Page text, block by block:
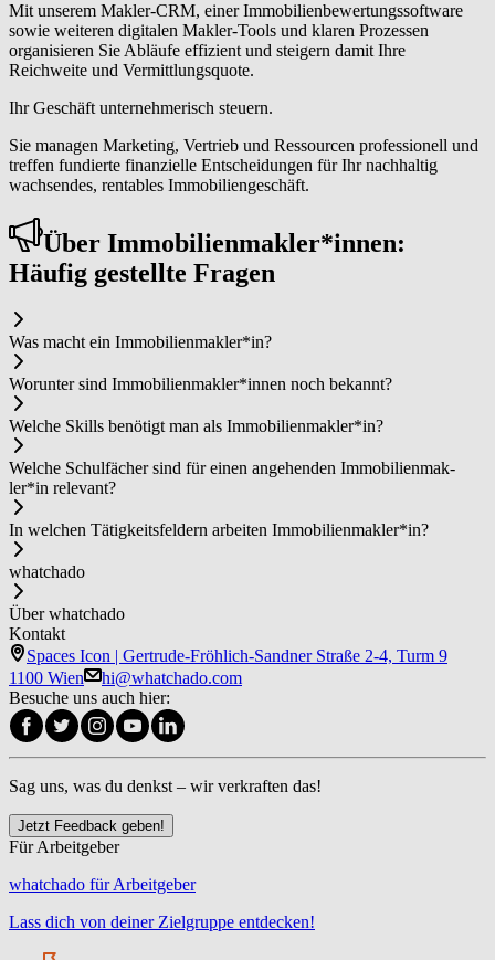
Mit unserem Makler-CRM, einer Immobilienbewertungssoftware
sowie weiteren digitalen Makler-Tools und klaren Prozessen
organisieren Sie Abläufe effizient und steigern damit Ihre
Reichweite und Vermittlungsquote.
Ihr Geschäft unternehmerisch steuern.
Sie managen Marketing, Vertrieb und Ressourcen professionell und
treffen fundierte finanzielle Entscheidungen für Ihr nachhaltig
wachsendes, rentables Immobiliengeschäft.
Über Im­mo­bi­li­en­mak­ler*in­nen:
Häufig gestellte Fragen
Was macht ein Im­mo­bi­li­en­mak­ler*in?
Worunter sind Im­mo­bi­li­en­mak­ler*in­nen noch bekannt?
Welche Skills benötigt man als Im­mo­bi­li­en­mak­ler*in?
Welche Schulfächer sind für einen angehenden Im­mo­bi­li­en­mak­
ler*in relevant?
In welchen Tätigkeitsfeldern arbeiten Im­mo­bi­li­en­mak­ler*in?
whatchado
Über whatchado
Kontakt
Spaces Icon | Gertrude-Fröhlich-Sandner Straße 2-4, Turm 9
1100 Wien
hi@whatchado.com
Besuche uns auch hier:
Sag uns, was du denkst – wir verkraften das!
Jetzt Feedback geben!
Für Arbeitgeber
whatchado für Arbeitgeber
Lass dich von deiner Zielgruppe entdecken!